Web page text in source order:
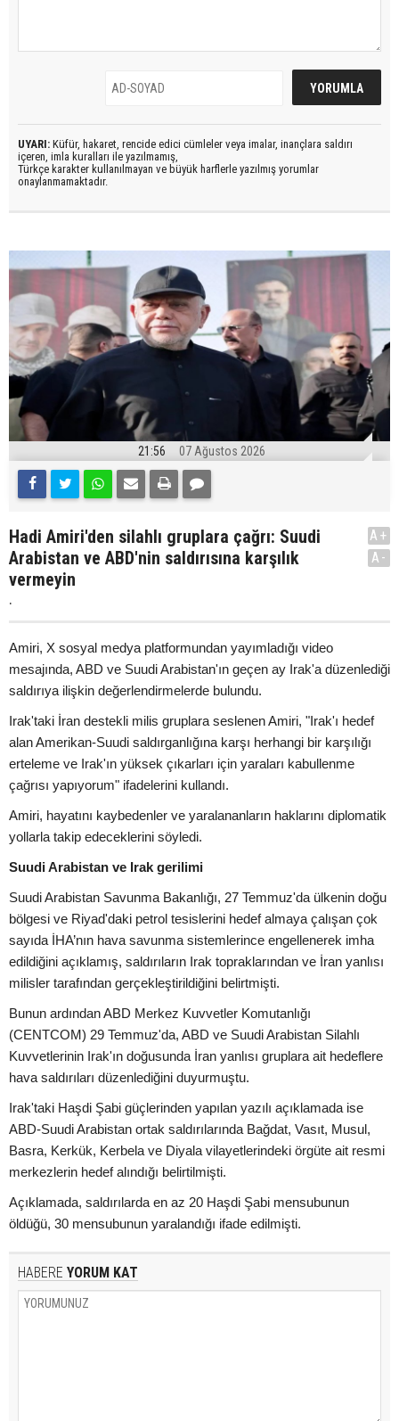
UYARI: Küfür, hakaret, rencide edici cümleler veya imalar, inançlara saldırı
içeren, imla kuralları ile yazılmamış,
Türkçe karakter kullanılmayan ve büyük harflerle yazılmış yorumlar
onaylanmamaktadır.
21:56 07 Ağustos 2026
Hadi Amiri'den silahlı gruplara çağrı: Suudi
Arabistan ve ABD'nin saldırısına karşılık
vermeyin
.
A+
A-
Amiri, X sosyal medya platformundan yayımladığı video
mesajında, ABD ve Suudi Arabistan'ın geçen ay Irak'a düzenlediği
saldırıya ilişkin değerlendirmelerde bulundu.
Irak'taki İran destekli milis gruplara seslenen Amiri, "Irak'ı hedef
alan Amerikan-Suudi saldırganlığına karşı herhangi bir karşılığı
erteleme ve Irak'ın yüksek çıkarları için yaraları kabullenme
çağrısı yapıyorum" ifadelerini kullandı.
Amiri, hayatını kaybedenler ve yaralananların haklarını diplomatik
yollarla takip edeceklerini söyledi.
Suudi Arabistan ve Irak gerilimi
Suudi Arabistan Savunma Bakanlığı, 27 Temmuz'da ülkenin doğu
bölgesi ve Riyad'daki petrol tesislerini hedef almaya çalışan çok
sayıda İHA’nın hava savunma sistemlerince engellenerek imha
edildiğini açıklamış, saldırıların Irak topraklarından ve İran yanlısı
milisler tarafından gerçekleştirildiğini belirtmişti.
Bunun ardından ABD Merkez Kuvvetler Komutanlığı
(CENTCOM) 29 Temmuz'da, ABD ve Suudi Arabistan Silahlı
Kuvvetlerinin Irak'ın doğusunda İran yanlısı gruplara ait hedeflere
hava saldırıları düzenlediğini duyurmuştu.
Irak'taki Haşdi Şabi güçlerinden yapılan yazılı açıklamada ise
ABD-Suudi Arabistan ortak saldırılarında Bağdat, Vasıt, Musul,
Basra, Kerkük, Kerbela ve Diyala vilayetlerindeki örgüte ait resmi
merkezlerin hedef alındığı belirtilmişti.
Açıklamada, saldırılarda en az 20 Haşdi Şabi mensubunun
öldüğü, 30 mensubunun yaralandığı ifade edilmişti.
HABERE YORUM KAT